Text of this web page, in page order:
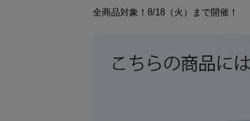
全商品対象！8/18（火）まで開催！